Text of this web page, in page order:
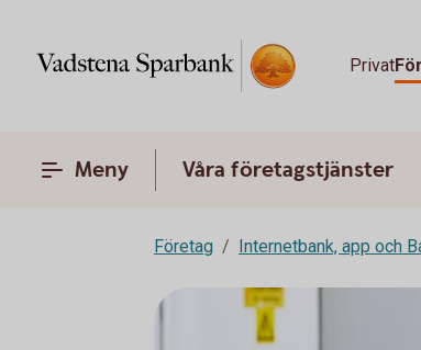
Privat
Meny Våra företagstjänster
Företag Internetbank, app och